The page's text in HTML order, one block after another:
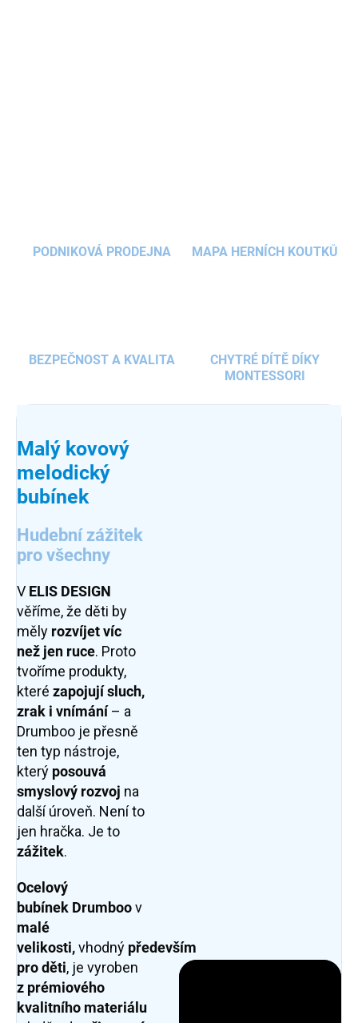
PODNIKOVÁ PRODEJNA MAPA HERNÍCH KOUTKŮ
BEZPEČNOST A KVALITA
CHYTRÉ DÍTĚ DÍKY
MONTESSORI
Malý kovový
melodický
bubínek
Hudební zážitek
pro všechny
V ELIS DESIGN
věříme, že děti by
měly rozvíjet víc
než jen ruce. Proto
tvoříme produkty,
které zapojují sluch,
zrak i vnímání– a
Drumboo je přesně
ten typ nástroje,
který posouvá
smyslový rozvoj na
další úroveň. Neníto
jen hračka. Je to
zážitek.
Ocelový
bubínek Drumboov
malé
velikosti,vhodný především
pro děti, je vyroben
z prémiového
kvalitního materiálu